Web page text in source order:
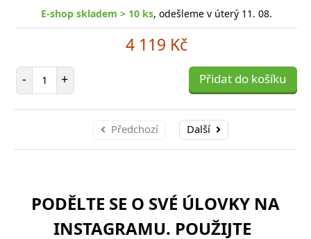
E-shop skladem > 10 ks, odešleme v úterý 11. 08.
4 119 Kč
- Počet položek
+ Přidat do košíku
Předchozí Další
PODĚLTE SE O SVÉ ÚLOVKY NA
INSTAGRAMU. POUŽIJTE